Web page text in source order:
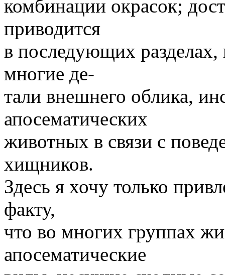
комбинации окрасок;
приводится
в последующих разделах,
многие де-
тали внешнего облика,
апосематических
животных в связи с
хищников.
Здесь я хочу только
факту,
что во многих группах
апосематические